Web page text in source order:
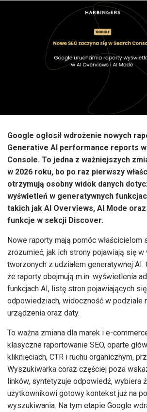
Google ogłosił wdrożenie nowych
Generative AI performance reports
Console. To jedna z ważniejszych
w 2026 roku, bo po raz pierwszy
otrzymują osobny widok danych
wyświetleń w generatywnych
takich jak AI Overviews, AI Mode
funkcje w sekcji Discover.
Nowe raporty mają pomóc właścicielom
zrozumieć, jak ich strony pojawiają się w
tworzonych z udziałem generatywnej AI.
że raporty obejmują m.in. wyświetlenia
funkcjach AI, listę stron pojawiających
odpowiedziach, widoczność w podziale
urządzenia oraz daty.
To ważna zmiana dla marek i e-
klasyczne raportowanie SEO, oparte
kliknięciach, CTR i ruchu organicznym,
Wyszukiwarka coraz częściej poza
linków, syntetyzuje odpowiedź, wybiera
użytkownikowi gotowy kontekst już na
wyszukiwania. Na tym etapie Google